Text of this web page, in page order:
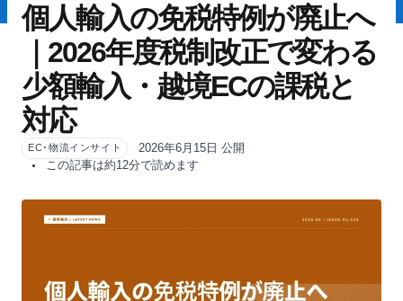
個人輸入の免税特例が廃止へ
｜2026年度税制改正で変わる
少額輸入・越境ECの課税と
対応
EC･物流インサイト
2026年6月15日 公開
この記事は約12分で読めます